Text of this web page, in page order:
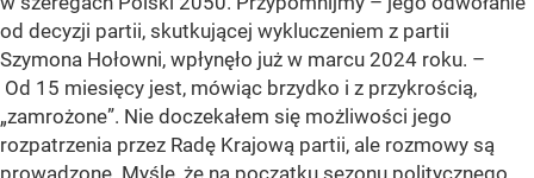
od decyzji partii, skutkującej wykluczeniem z partii
Szymona Hołowni, wpłynęło już w marcu 2024 roku. –
Od 15 miesięcy jest, mówiąc brzydko i z przykrością,
„zamrożone”. Nie doczekałem się możliwości jego
rozpatrzenia przez Radę Krajową partii, ale rozmowy są
prowadzone. Myślę, że na początku sezonu politycznego,